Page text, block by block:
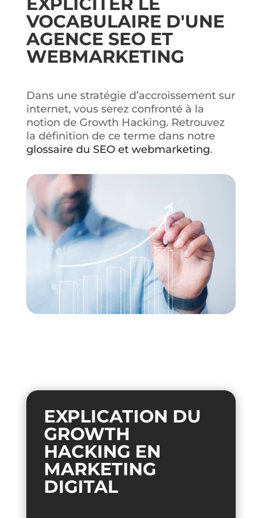
VOCABULAIRE D'UNE
AGENCE SEO ET
WEBMARKETING
Dans une stratégie d’accroissement sur
internet, vous serez confronté à la
notion de Growth Hacking. Retrouvez
la définition de ce terme dans notre
glossaire du SEO et webmarketing.
EXPLICATION DU
GROWTH
HACKING EN
MARKETING
DIGITAL